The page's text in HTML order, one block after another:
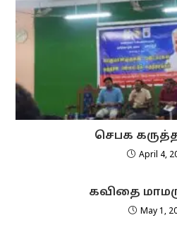
செபக
April 4,
கவிதை
May 1,